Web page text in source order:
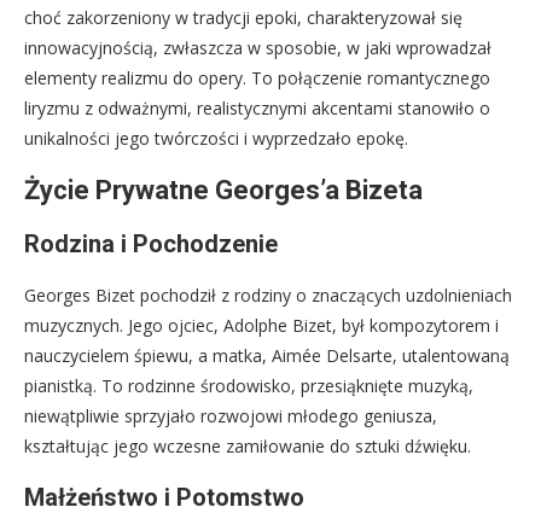
choć zakorzeniony w tradycji epoki, charakteryzował się
innowacyjnością, zwłaszcza w sposobie, w jaki wprowadzał
elementy realizmu do opery. To połączenie romantycznego
liryzmu z odważnymi, realistycznymi akcentami stanowiło o
unikalności jego twórczości i wyprzedzało epokę.
Życie Prywatne Georges’a Bizeta
Rodzina i Pochodzenie
Georges Bizet pochodził z rodziny o znaczących uzdolnieniach
muzycznych. Jego ojciec, Adolphe Bizet, był kompozytorem i
nauczycielem śpiewu, a matka, Aimée Delsarte, utalentowaną
pianistką. To rodzinne środowisko, przesiąknięte muzyką,
niewątpliwie sprzyjało rozwojowi młodego geniusza,
kształtując jego wczesne zamiłowanie do sztuki dźwięku.
Małżeństwo i Potomstwo